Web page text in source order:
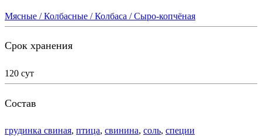
Мясные / Колбасные / Колбаса / Сыро-копчёная
Срок хранения
120 сут
Состав
грудинка свиная, птица, свинина, соль, специи